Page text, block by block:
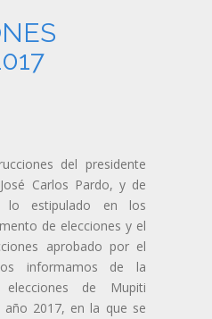
del presidente
Carlos Pardo, y de
lo estipulado en los
de elecciones y el
aprobado por el
informamos de la
de Mupiti
año 2017, en la que se